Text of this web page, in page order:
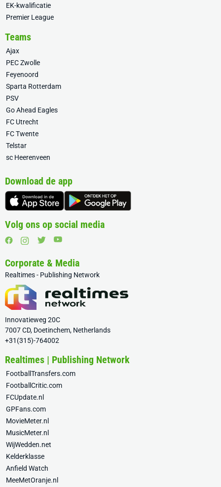
EK-kwalificatie
Premier League
Teams
Ajax
PEC Zwolle
Feyenoord
Sparta Rotterdam
PSV
Go Ahead Eagles
FC Utrecht
FC Twente
Telstar
sc Heerenveen
Download de app
Volg ons op social media
Corporate & Media
Realtimes - Publishing Network
Innovatieweg 20C
7007 CD, Doetinchem, Netherlands
+31(315)-764002
Realtimes | Publishing Network
FootballTransfers.com
FootballCritic.com
FCUpdate.nl
GPFans.com
MovieMeter.nl
MusicMeter.nl
WijWedden.net
Kelderklasse
Anfield Watch
MeeMetOranje.nl